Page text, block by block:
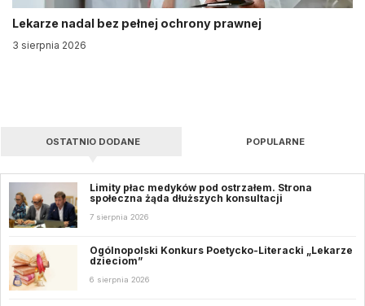
Lekarze nadal bez pełnej ochrony prawnej
3 sierpnia 2026
OSTATNIO DODANE POPULARNE
Limity płac medyków pod ostrzałem. Strona
społeczna żąda dłuższych konsultacji
7 sierpnia 2026
Ogólnopolski Konkurs Poetycko-Literacki „Lekarze
dzieciom”
6 sierpnia 2026